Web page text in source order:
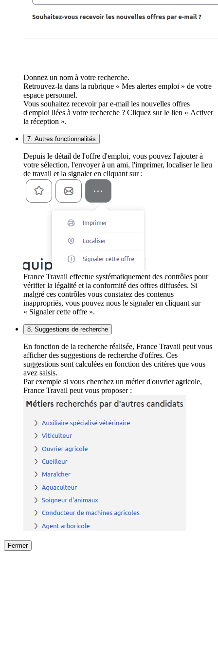
Donnez un nom à votre recherche.
Retrouvez-la dans la rubrique « Mes alertes emploi » de votre
espace personnel.
Vous souhaitez recevoir par e-mail les nouvelles offres
d'emploi liées à votre recherche ? Cliquez sur le lien « Activer
la réception ».
7. Autres fonctionnalités
Depuis le détail de l'offre d'emploi, vous pouvez l'ajouter à
votre sélection, l'envoyer à un ami, l'imprimer, localiser le lieu
de travail et la signaler en cliquant sur :
France Travail effectue systématiquement des contrôles pour
vérifier la légalité et la conformité des offres diffusées. Si
malgré ces contrôles vous constatez des contenus
inappropriés, vous pouvez nous le signaler en cliquant sur
« Signaler cette offre ».
8. Suggestions de recherche
En fonction de la recherche réalisée, France Travail peut vous
afficher des suggestions de recherche d'offres. Ces
suggestions sont calculées en fonction des critères que vous
avez saisis.
Par exemple si vous cherchez un métier d'ouvrier agricole,
France Travail peut vous proposer :
Fermer